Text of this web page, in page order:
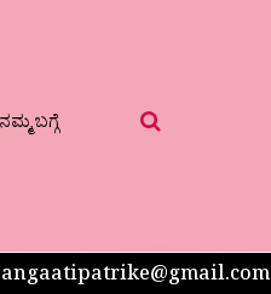
ನಮ್ಮ ಬಗ್ಗೆ